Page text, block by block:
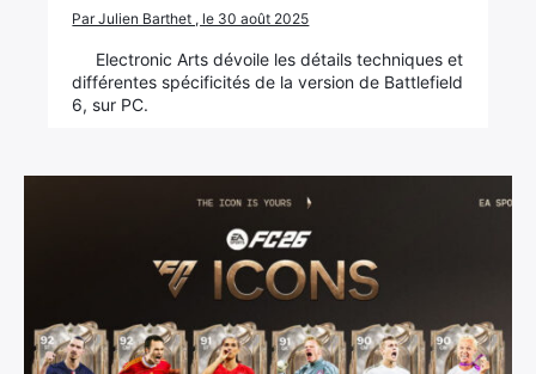
Par Julien Barthet , le 30 août 2025
Electronic Arts dévoile les détails techniques et
différentes spécificités de la version de Battlefield
6, sur PC.